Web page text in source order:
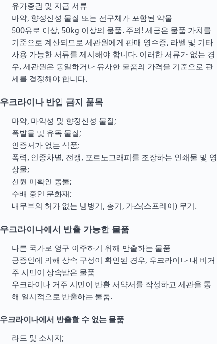
유가증권 및 지급 서류
마약, 향정신성 물질 또는 전구체가 포함된 약물
500유로 이상, 50kg 이상의 물품. 주의! 세금은 물품 가치를
기준으로 계산되므로 세관원에게 판매 영수증, 라벨 및 기타
사용 가능한 서류를 제시해야 합니다. 이러한 서류가 없는 경
우, 세관원은 동일하거나 유사한 물품의 가격을 기준으로 관
세를 결정해야 합니다.
우크라이나 반입 금지 품목
마약, 마약성 및 향정신성 물질;
폭발물 및 유독 물질;
인증서가 없는 식품;
폭력, 인종차별, 전쟁, 포르노그래피를 조장하는 인쇄물 및 영
상물;
신원 미확인 동물;
수배 중인 문화재;
내무부의 허가 없는 냉병기, 총기, 가스(스프레이) 무기.
우크라이나에서 반출 가능한 물품
다른 국가로 영구 이주하기 위해 반출하는 물품
공증인에 의해 상속 구성이 확인된 경우, 우크라이나 내 비거
주 시민이 상속받은 물품
우크라이나 거주 시민이 반환 서약서를 작성하고 세관을 통
해 일시적으로 반출하는 물품.
우크라이나에서 반출할 수 없는 물품
라드 및 소시지;